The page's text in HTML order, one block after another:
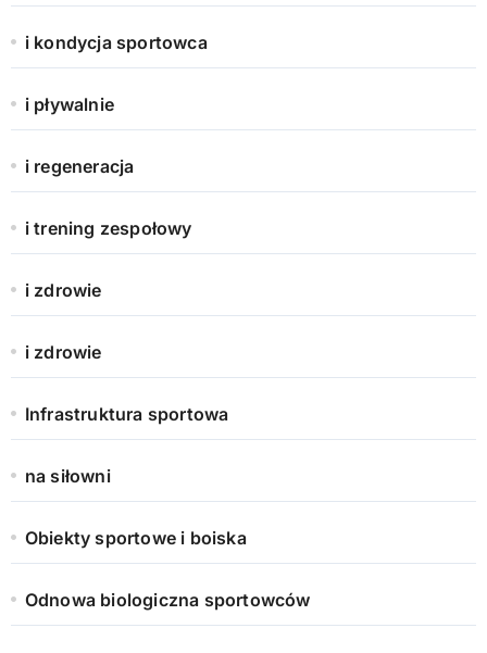
i kondycja sportowca
i pływalnie
i regeneracja
i trening zespołowy
i zdrowie
i zdrowie
Infrastruktura sportowa
na siłowni
Obiekty sportowe i boiska
Odnowa biologiczna sportowców